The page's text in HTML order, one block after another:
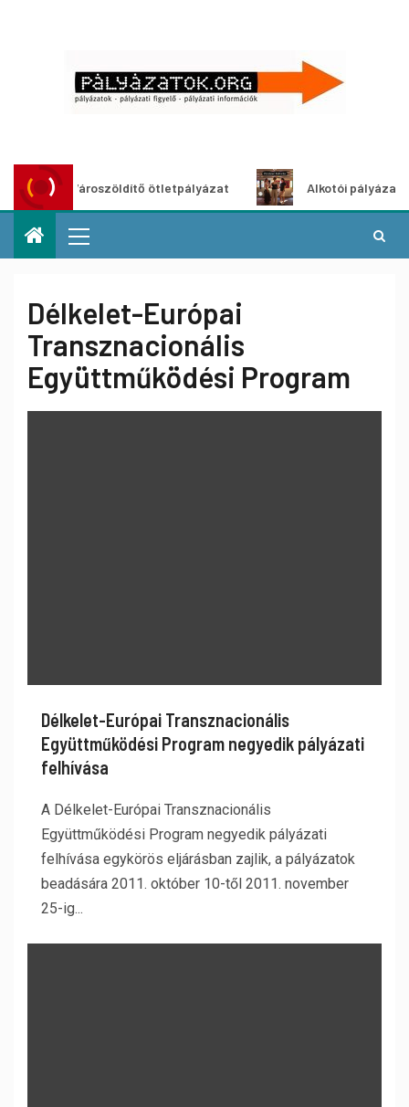
Városzöldítő ötletpályázat Alkotói pályázat
Délkelet-Európai
Transznacionális
Együttműködési Program
Délkelet-Európai Transznacionális
Együttműködési Program negyedik pályázati
felhívása
A Délkelet-Európai Transznacionális
Együttműködési Program negyedik pályázati
felhívása egykörös eljárásban zajlik, a pályázatok
beadására 2011. október 10-től 2011. november
25-ig...